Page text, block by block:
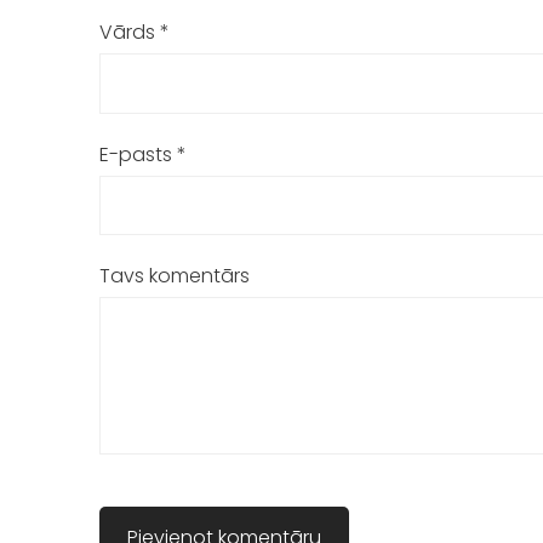
Vārds *
E-pasts *
Tavs komentārs